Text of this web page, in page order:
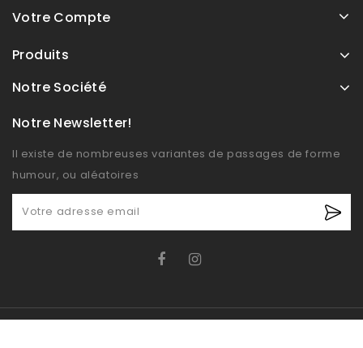
Votre Compte
Produits
Notre Société
Notre Newsletter!
Il existe de nombreuses variantes de passages de forme
humour, ou aléatoires